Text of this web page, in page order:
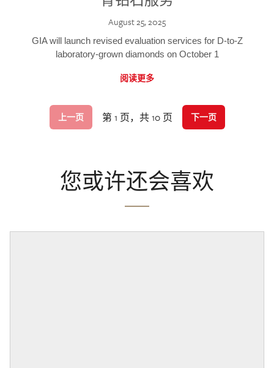
August 25, 2025
GIA will launch revised evaluation services for D-to-Z
laboratory-grown diamonds on October 1
阅读更多
上一页 第 1 页，共 10 页 下一页
您或许还会喜欢